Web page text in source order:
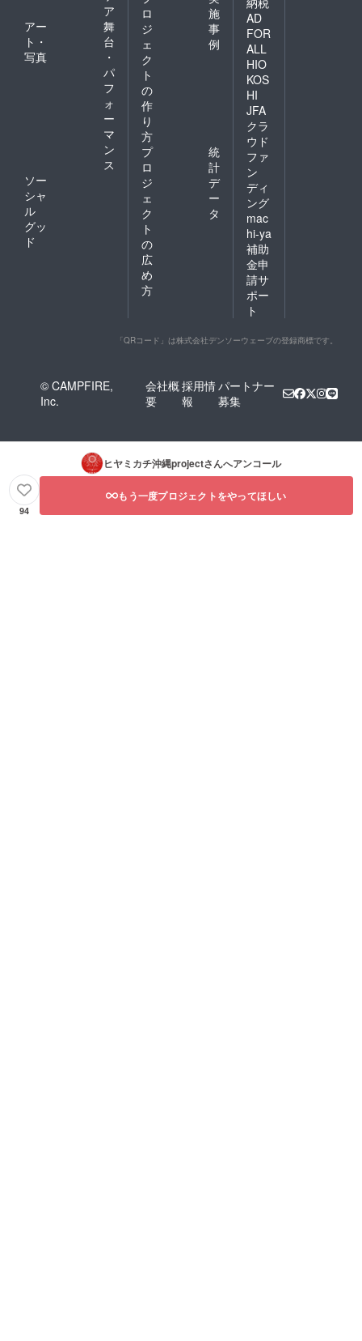
ア
アー
ト・
写真
舞
台
・
パ
フ
ォ
ー
マ
ン
ス
ソー
シャ
ル
グッ
ド
ロ
ジ
ェ
ク
ト
の
作
り
方
施
事
例
プ
ロ
ジ
ェ
ク
ト
の
広
め
方
統
計
デ
ー
タ
AD
FOR
ALL
HIO
KOS
HI
JFA
クラ
ウド
ファ
ン
ディ
ング
mac
hi-ya
補助
金申
請サ
ポー
ト
「QRコード」は株式会社デンソーウェーブの登録商標です。
© CAMPFIRE,
Inc.
会社概
要
採用情
報
パートナー
募集
ヒヤミカチ沖縄projectさんへアンコール
94
もう一度プロジェクトをやってほしい